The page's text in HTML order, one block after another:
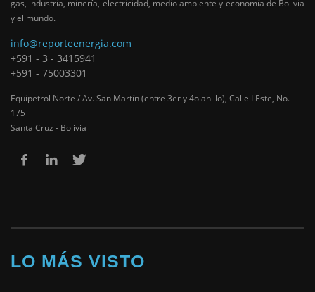
gas, industria, minería, electricidad, medio ambiente y economía de Bolivia
y el mundo.
info@reporteenergia.com
+591 - 3 - 3415941
+591 - 75003301
Equipetrol Norte / Av. San Martín (entre 3er y 4o anillo), Calle I Este, No.
175
Santa Cruz - Bolivia
LO MÁS VISTO